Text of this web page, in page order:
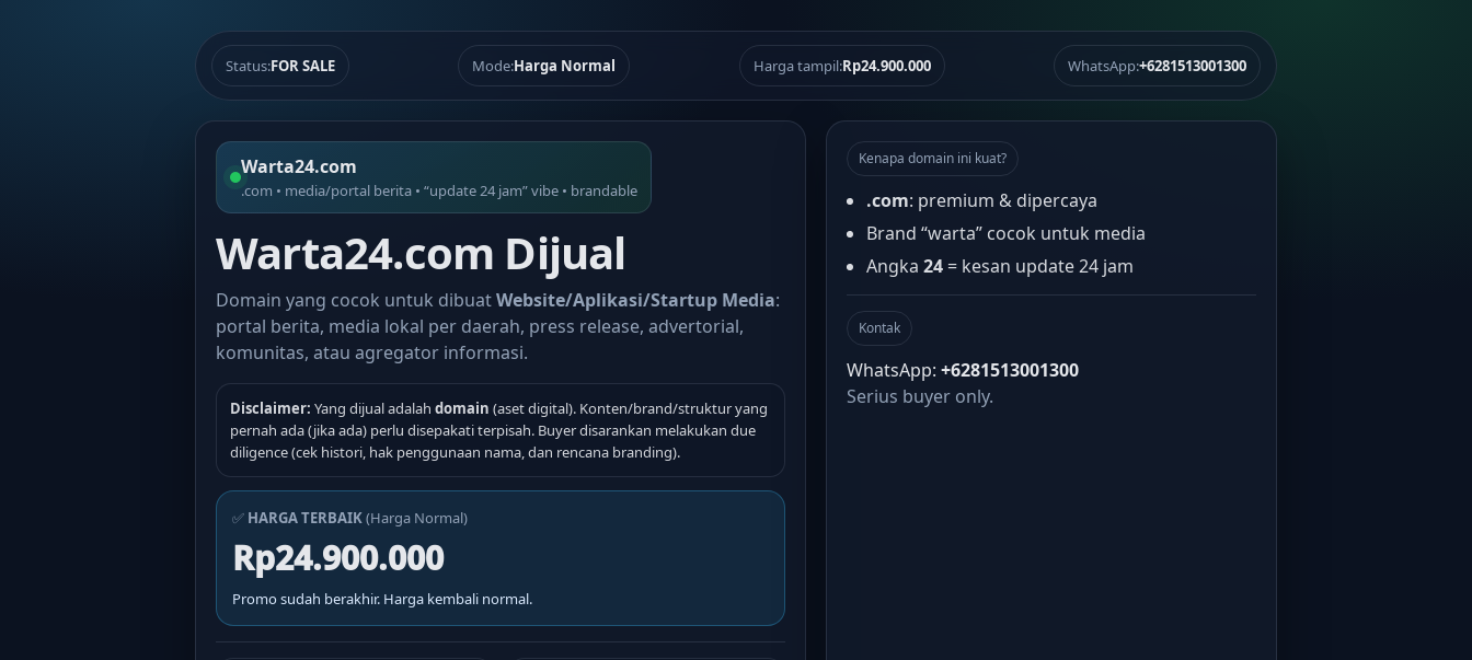
Status:FOR SALE Mode:Harga Normal Harga tampil:Rp24.900.000 WhatsApp:+6281513001300
Warta24.com
.com • media/portal berita • “update 24 jam” vibe • brandable
Warta24.com Dijual
Domain yang cocok untuk dibuatWebsite/Aplikasi/Startup Media:
portal berita, media lokal per daerah, press release, advertorial,
komunitas, atau agregator informasi.
Disclaimer: Yang dijual adalah domain (aset digital). Konten/brand/struktur yang
pernah ada (jika ada) perlu disepakati terpisah. Buyer disarankan melakukan due
diligence (cek histori, hak penggunaan nama, dan rencana branding).
✅ HARGA TERBAIK(Harga Normal)
Rp24.900.000
Promo sudah berakhir. Harga kembali normal.
Kenapa domain ini kuat?
.com: premium & dipercaya
Brand “warta” cocok untuk media
Angka 24= kesan update 24 jam
Kontak
WhatsApp: +6281513001300
Serius buyer only.